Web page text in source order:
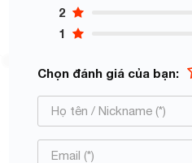
2
1
Chọn đánh giá của bạn: